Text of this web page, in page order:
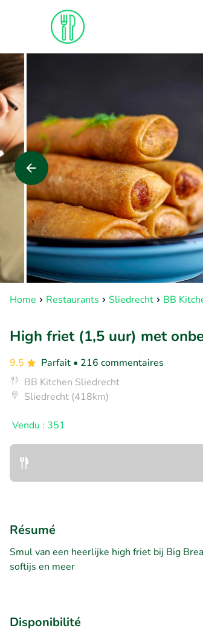
Home Restaurants Sliedrecht BB
High friet (1,5 uur) met
9.5 Parfait • 216 commentaires
BB Kitchen Sliedrecht
Sliedrecht (418km)
Vendu : 351
Résumé
Smul van een heerlijke high friet bij Big
softijs en meer
Disponibilité